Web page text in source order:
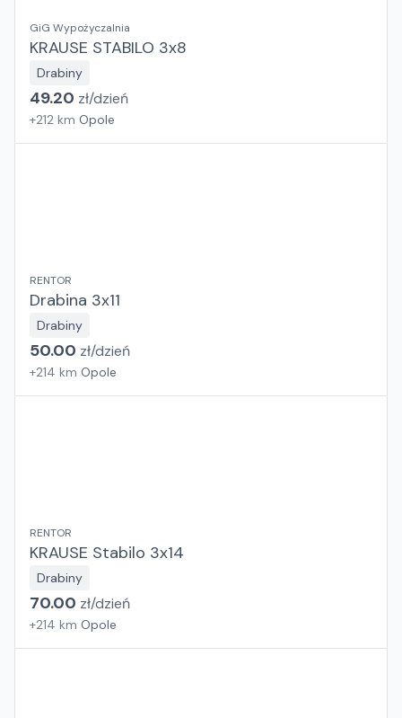
GiG Wypożyczalnia
KRAUSE STABILO 3x8
Drabiny
49.20 zł/dzień
+212 km Opole
RENTOR
Drabina 3x11
Drabiny
50.00 zł/dzień
+214 km Opole
RENTOR
KRAUSE Stabilo 3x14
Drabiny
70.00 zł/dzień
+214 km Opole